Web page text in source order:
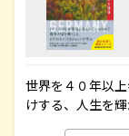
世界を４０年以
けする、人生を